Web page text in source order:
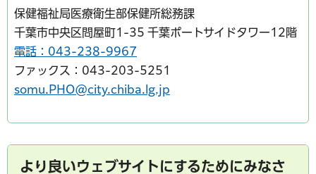
保健福祉局医療衛生部保健所総務課
千葉市中央区問屋町1-35 千葉ポートサイドタワー12階
電話：043-238-9967
ファックス：043-203-5251
somu.PHO@city.chiba.lg.jp
より良いウェブサイトにするためにみなさ